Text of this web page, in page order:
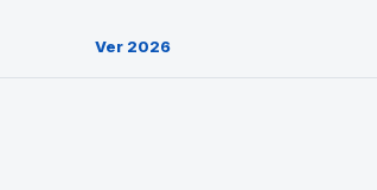
Ver 2026